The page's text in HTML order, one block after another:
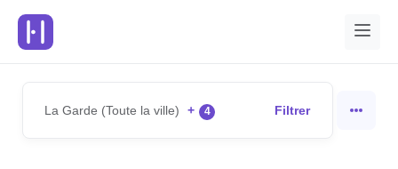
La Garde (Toute la ville) + 4 Filtrer